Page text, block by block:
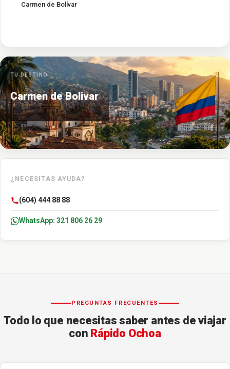
Carmen de Bolívar
TU DESTINO
Carmen de Bolivar
¿NECESITAS AYUDA?
(604) 444 88 88
WhatsApp: 321 806 26 29
PREGUNTAS FRECUENTES
Todo lo que necesitas saber antes de viajar
con Rápido Ochoa